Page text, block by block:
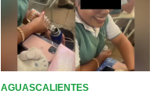
AGUASCALIENTES